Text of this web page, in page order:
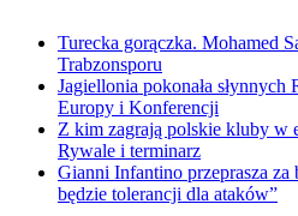
Turecka gorączka. Mohamed
Trabzonsporu
Jagiellonia pokonała
Europy i Konferencji
Z kim zagrają polskie kluby w
Rywale i terminarz
Gianni Infantino przeprasza za
będzie tolerancji dla ataków”